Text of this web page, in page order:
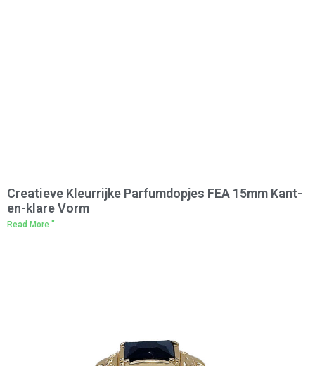
Creatieve Kleurrijke Parfumdopjes FEA 15mm Kant-
en-klare Vorm
Read More "